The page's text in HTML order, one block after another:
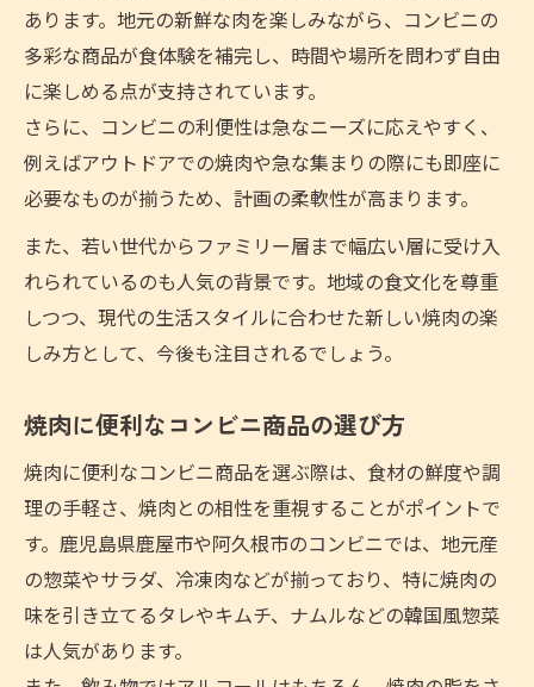
あります。地元の新鮮な肉を楽しみながら、コンビニの
多彩な商品が食体験を補完し、時間や場所を問わず自由
に楽しめる点が支持されています。
さらに、コンビニの利便性は急なニーズに応えやすく、
例えばアウトドアでの焼肉や急な集まりの際にも即座に
必要なものが揃うため、計画の柔軟性が高まります。
また、若い世代からファミリー層まで幅広い層に受け入
れられているのも人気の背景です。地域の食文化を尊重
しつつ、現代の生活スタイルに合わせた新しい焼肉の楽
しみ方として、今後も注目されるでしょう。
焼肉に便利なコンビニ商品の選び方
焼肉に便利なコンビニ商品を選ぶ際は、食材の鮮度や調
理の手軽さ、焼肉との相性を重視することがポイントで
す。鹿児島県鹿屋市や阿久根市のコンビニでは、地元産
の惣菜やサラダ、冷凍肉などが揃っており、特に焼肉の
味を引き立てるタレやキムチ、ナムルなどの韓国風惣菜
は人気があります。